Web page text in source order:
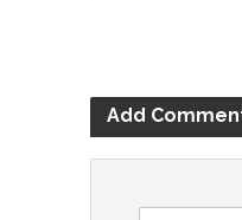
Add